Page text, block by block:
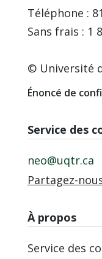
Téléphone :
Sans frais : 1
© Université
Énoncé de
Service des
neo@uqtr.ca
Partagez-
À propos
Service des